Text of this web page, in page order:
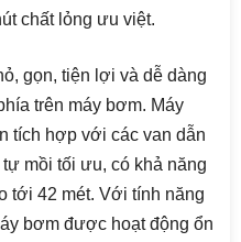
chất lỏng ưu việt.
gọn, tiện lợi và dễ dàng
trên máy bơm. Máy
tích hợp với các van dẫn
mồi tối ưu, có khả năng
tới 42 mét. Với tính năng
bơm được hoạt động ổn